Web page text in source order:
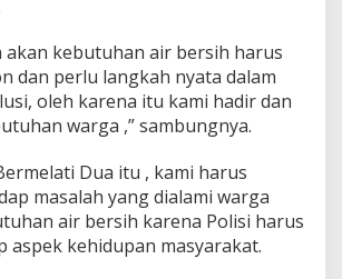
akan kebutuhan air bersih harus
dan perlu langkah nyata dalam
oleh karena itu kami hadir dan
warga ,” sambungnya.
Dua itu , kami harus
masalah yang dialami warga
air bersih karena Polisi harus
aspek kehidupan masyarakat.